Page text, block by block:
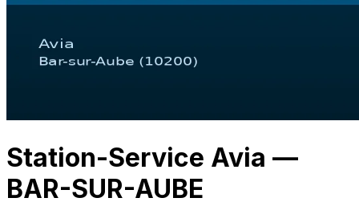
Station-Service Avia —
BAR-SUR-AUBE